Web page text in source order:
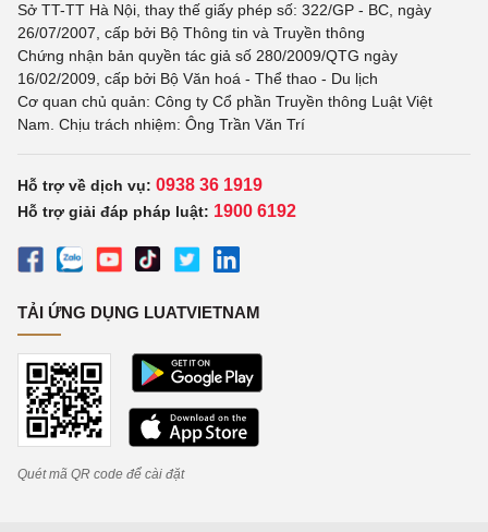
Sở TT-TT Hà Nội, thay thế giấy phép số: 322/GP - BC, ngày
26/07/2007, cấp bởi Bộ Thông tin và Truyền thông
Chứng nhận bản quyền tác giả số 280/2009/QTG ngày
16/02/2009, cấp bởi Bộ Văn hoá - Thể thao - Du lịch
Cơ quan chủ quản: Công ty Cổ phần Truyền thông Luật Việt
Nam. Chịu trách nhiệm: Ông Trần Văn Trí
Hỗ trợ về dịch vụ: 0938 36 1919
Hỗ trợ giải đáp pháp luật: 1900 6192
TẢI ỨNG DỤNG LUATVIETNAM
Quét mã QR code để cài đặt